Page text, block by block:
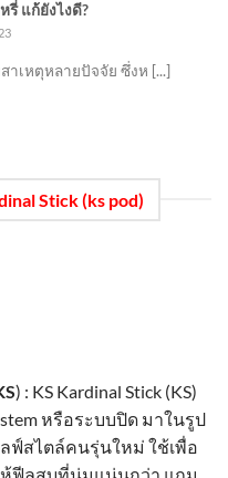
แก้ยังไงดี?
เหตุหลายปัจจัย ซึ่งห [...]
Stick (ks pod)
) : KS Kardinal Stick (KS)
หรือระบบปิด มาในรูป
ฟ์สไตล์คนรุ่นใหม่ ใช้เพื่อ